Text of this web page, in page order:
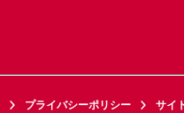
プライバシーポリシー
サイ